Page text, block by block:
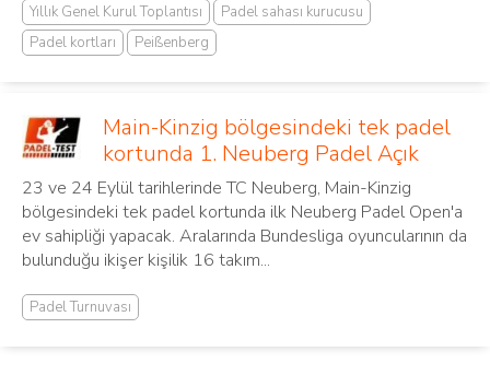
Yıllık Genel Kurul Toplantısı
Padel sahası kurucusu
Padel kortları
Peißenberg
Main-Kinzig bölgesindeki tek padel
kortunda 1. Neuberg Padel Açık
23 ve 24 Eylül tarihlerinde TC Neuberg, Main-Kinzig
bölgesindeki tek padel kortunda ilk Neuberg Padel Open'a
ev sahipliği yapacak. Aralarında Bundesliga oyuncularının da
bulunduğu ikişer kişilik 16 takım...
Padel Turnuvası